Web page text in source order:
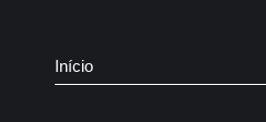
Início